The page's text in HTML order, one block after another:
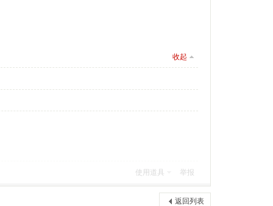
收起
使用道具 举报
返回列表